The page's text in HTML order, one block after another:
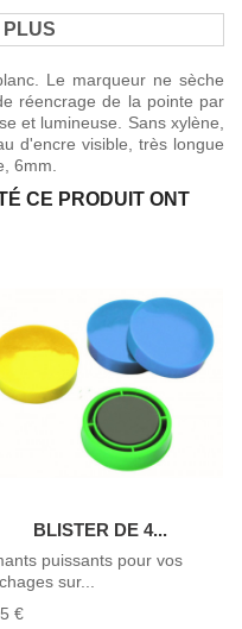
PLUS
Le marqueur ne sèche
réencrage de la pointe par
et lumineuse. Sans xylène,
d'encre visible, très longue
6mm.
CE PRODUIT ONT
BLISTER DE 4...
puissants pour vos
sur...
€